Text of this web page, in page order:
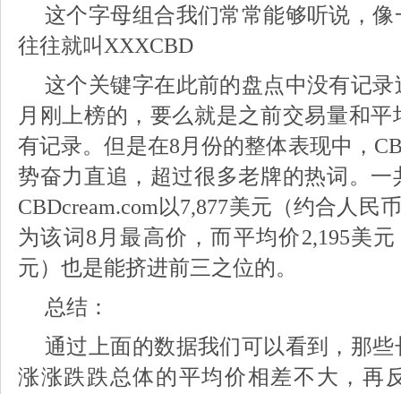
这个字母组合我们常常能够听说，
往往就叫XXXCBD
这个关键字在此前的盘点中没有记
月刚上榜的，要么就是之前交易量和
有记录。但是在8月份的整体表现中，
势奋力直追，超过很多老牌的热词。一
CBDcream.com以7,877美元（约合人民
为该词8月最高价，而平均价2,195美
元）也是能挤进前三之位的。
总结：
通过上面的数据我们可以看到，那
涨涨跌跌总体的平均价相差不大，再